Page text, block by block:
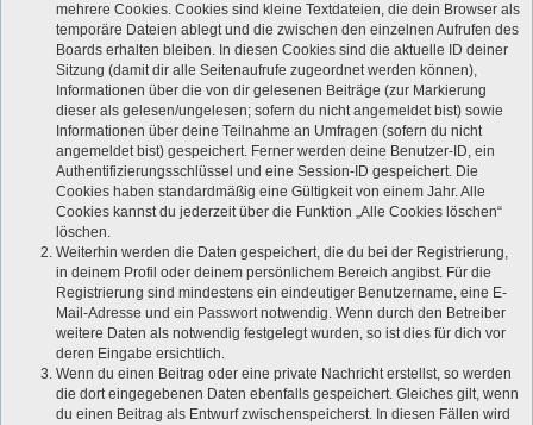
mehrere Cookies. Cookies sind kleine Textdateien, die dein Browser als
temporäre Dateien ablegt und die zwischen den einzelnen Aufrufen des
Boards erhalten bleiben. In diesen Cookies sind die aktuelle ID deiner
Sitzung (damit dir alle Seitenaufrufe zugeordnet werden können),
Informationen über die von dir gelesenen Beiträge (zur Markierung
dieser als gelesen/ungelesen; sofern du nicht angemeldet bist) sowie
Informationen über deine Teilnahme an Umfragen (sofern du nicht
angemeldet bist) gespeichert. Ferner werden deine Benutzer-ID, ein
Authentifizierungsschlüssel und eine Session-ID gespeichert. Die
Cookies haben standardmäßig eine Gültigkeit von einem Jahr. Alle
Cookies kannst du jederzeit über die Funktion „Alle Cookies löschen“
löschen.
Weiterhin werden die Daten gespeichert, die du bei der Registrierung,
in deinem Profil oder deinem persönlichem Bereich angibst. Für die
Registrierung sind mindestens ein eindeutiger Benutzername, eine E-
Mail-Adresse und ein Passwort notwendig. Wenn durch den Betreiber
weitere Daten als notwendig festgelegt wurden, so ist dies für dich vor
deren Eingabe ersichtlich.
Wenn du einen Beitrag oder eine private Nachricht erstellst, so werden
die dort eingegebenen Daten ebenfalls gespeichert. Gleiches gilt, wenn
du einen Beitrag als Entwurf zwischenspeicherst. In diesen Fällen wird